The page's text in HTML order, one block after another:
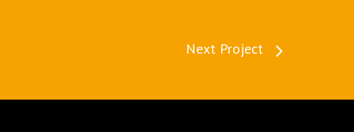
Next Project